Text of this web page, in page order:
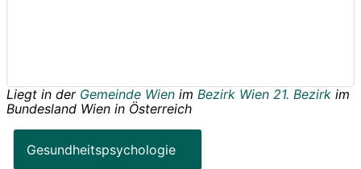
Liegt in der Gemeinde Wien im Bezirk Wien 21. Bezirk im
Bundesland Wien in Österreich
Gesundheitspsychologie